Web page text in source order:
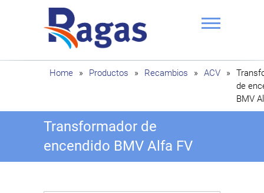
Ragas
Home » Productos » Recambios » ACV »
de
BMV
Transformador de
encendido BMV Alfa FV